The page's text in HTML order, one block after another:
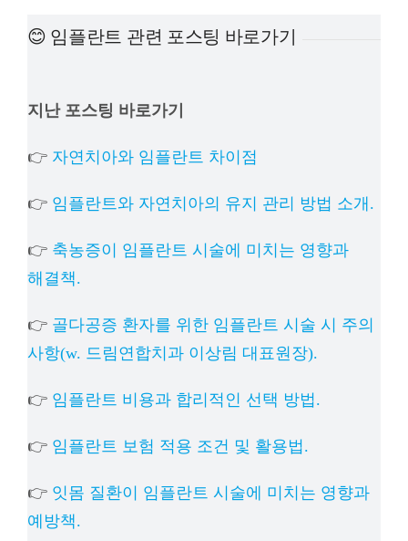
상담예약
😊 임플란트 관련 포스팅 바로가기
지난 포스팅 바로가기
👉 자연치아와 임플란트 차이점
👉 임플란트와 자연치아의 유지 관리 방법 소개.
👉 축농증이 임플란트 시술에 미치는 영향과
해결책.
👉 골다공증 환자를 위한 임플란트 시술 시 주의
사항(w. 드림연합치과 이상림 대표원장).
👉 임플란트 비용과 합리적인 선택 방법.
👉 임플란트 보험 적용 조건 및 활용법.
👉 잇몸 질환이 임플란트 시술에 미치는 영향과
예방책.